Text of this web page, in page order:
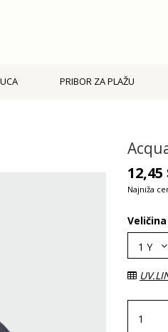
PRIBOR ZA PLAŽU
12,45
Najniža
Veličina